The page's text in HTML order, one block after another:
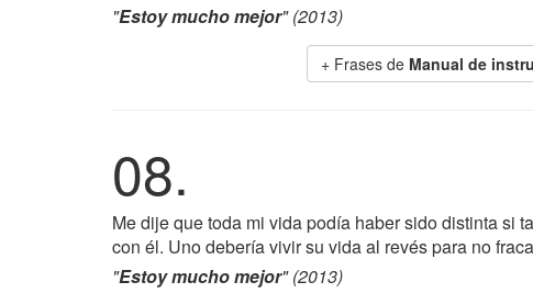
"Estoy mucho mejor" (2013)
+ Frases de Manual de
08.
Me dije que toda mi vida podía haber sido distinta si
con él. Uno debería vivir su vida al revés para no
"Estoy mucho mejor" (2013)